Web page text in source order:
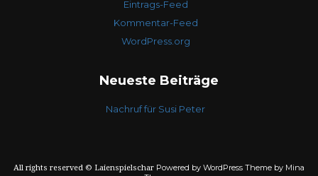
Eintrags-Feed
Kommentar-Feed
WordPress.org
Neueste Beiträge
Nachruf für Susi Peter
All rights reserved © Laienspielschar Powered by WordPress Theme by Mina